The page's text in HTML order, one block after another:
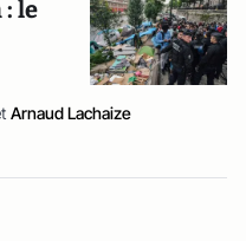
le
Arnaud Lachaize